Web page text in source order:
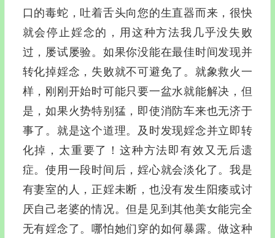
口的毒蛇，吐着舌头向您的生直器而来，很快
就会停止婬念的，用这种方法我几乎没失败
过，屡试屡验。如果你没能在最佳时间发现并
转化掉婬念，失败就不可避免了。就象救火一
样，刚刚开始时可能只要一盆水就能解决，但
是，如果火势特别猛，即使消防车来也无济于
事了。就是这个道理。及时发现婬念并立即转
化掉，太重要了！这种方法即有效又无后遗
症。使用一段时间后，婬心就会淡化了。我是
有妻室的人，正婬未断，也没有发生阳痿或讨
厌自己老婆的情况。但是见到其他美女能完全
无有婬念了。哪怕她们穿的如何暴露。做这种